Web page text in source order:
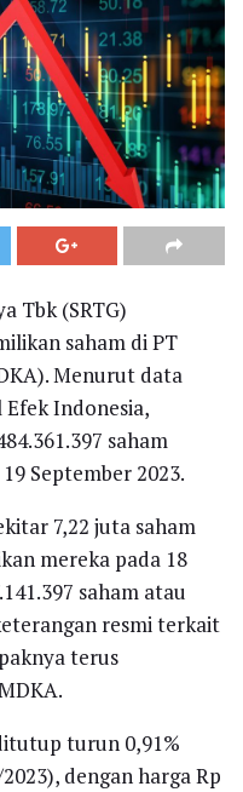
Tbk (SRTG)
saham di PT
Menurut data
Indonesia,
saham
September 2023.
7,22 juta saham
mereka pada 18
saham atau
resmi terkait
terus
turun 0,91%
dengan harga Rp